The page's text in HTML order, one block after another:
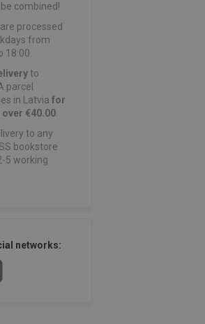
combined!
processed
from
18:00.
to
parcel
in Latvia for
€40.00.
to any
bookstore
5 working
networks: